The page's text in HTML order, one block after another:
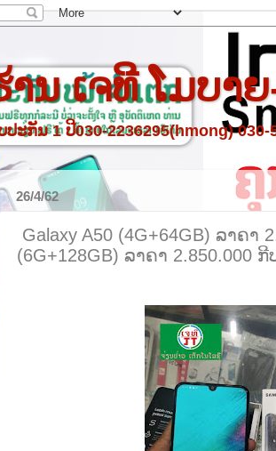
ານ ເຈທີ ໂມບາ
ປະກັນ 1 ປີ030-2236295(hmong) 030-
26/4/62
Galaxy A50 (4G+64GB) ລາຄາ
(6G+128GB) ລາຄາ 2.850.000 ກີ